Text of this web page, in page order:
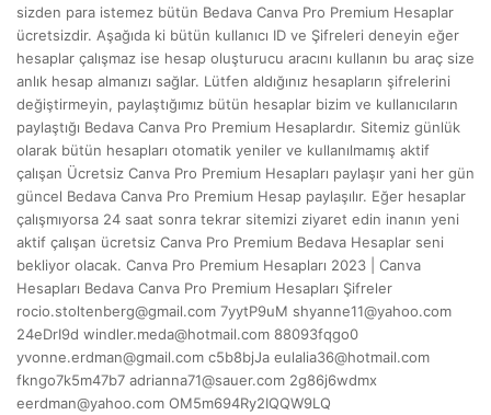
sizden para istemez bütün Bedava Canva Pro Premium Hesaplar
ücretsizdir. Aşağıda ki bütün kullanıcı ID ve Şifreleri deneyin eğer
hesaplar çalışmaz ise hesap oluşturucu aracını kullanın bu araç size
anlık hesap almanızı sağlar. Lütfen aldığınız hesapların şifrelerini
değiştirmeyin, paylaştığımız bütün hesaplar bizim ve kullanıcıların
paylaştığı Bedava Canva Pro Premium Hesaplardır. Sitemiz günlük
olarak bütün hesapları otomatik yeniler ve kullanılmamış aktif
çalışan Ücretsiz Canva Pro Premium Hesapları paylaşır yani her gün
güncel Bedava Canva Pro Premium Hesap paylaşılır. Eğer hesaplar
çalışmıyorsa 24 saat sonra tekrar sitemizi ziyaret edin inanın yeni
aktif çalışan ücretsiz Canva Pro Premium Bedava Hesaplar seni
bekliyor olacak. Canva Pro Premium Hesapları 2023 | Canva
Hesapları Bedava Canva Pro Premium Hesapları Şifreler
rocio.stoltenberg@gmail.com 7yytP9uM shyanne11@yahoo.com
24eDrI9d windler.meda@hotmail.com 88093fqgo0
yvonne.erdman@gmail.com c5b8bjJa eulalia36@hotmail.com
fkngo7k5m47b7 adrianna71@sauer.com 2g86j6wdmx
eerdman@yahoo.com OM5m694Ry2IQQW9LQ